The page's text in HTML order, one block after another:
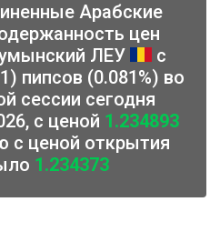
Арабские
цен
ЛЕУ
с
пипсов (0.081%) во
сессии сегодня
с ценой 1.234893
с ценой открытия
1.234373